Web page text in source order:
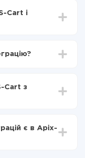
Cart і
CS-Cart в
передаватися з
середньому
Cart з
які за фактом
в іншу через
є в Apix-